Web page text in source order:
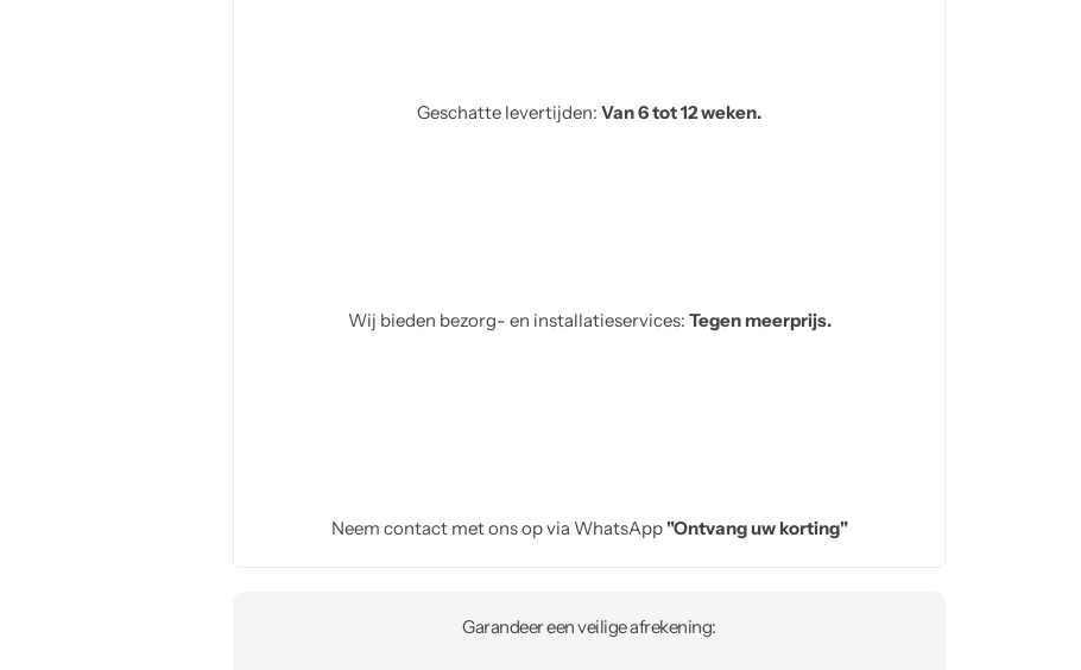
Geschatte levertijden: Van 6 tot 12 weken.
Wij bieden bezorg- en installatieservices: Tegen meerprijs.
Neem contact met ons op via WhatsApp"Ontvang uw korting"
Garandeer een veilige afrekening: